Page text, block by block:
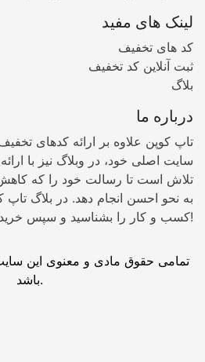
لینک های مفید
کد های تخفیف
ثبت آنلاین کد تخفیف
بلاگ
درباره ما
تاپ کوپن علاوه بر ارائه کدهای
سایت اصلی خود، در وبلاگ نیز با
تلاش است تا رسالت خود را که
به نحو احسن انجام دهد. در بلاگ تاپ
کسب و کار را بشناسید و سپس خرید کنید!
تمامی حقوق مادی و معنوی این
باشد.